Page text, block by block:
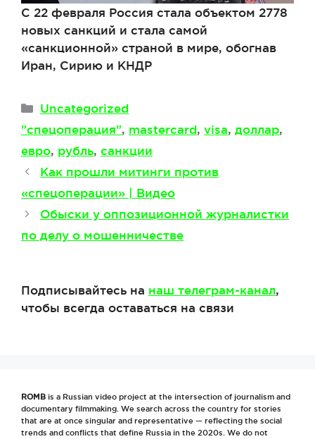
С 22 февраля Россия стала объектом 2778
новых санкций и стала самой
«санкционной» страной в мире, обогнав
Иран, Сирию и КНДР
Рубрики
Uncategorized
Метки
"спецоперация", mastercard, visa, доллар,
евро, рубль, санкции
Как прошли митинги против
«спецоперации» | Видео
Обыски у оппозиционной журналистки
по делу о мошенничестве
Подписывайтесь на наш телеграм-канал,
чтобы всегда оставаться на связи
ROMB is a Russian video project at the intersection of journalism and
documentary filmmaking. We search across the country for stories
that are at once singular and representative — reflecting the social
trends and conflicts that define Russia in the 2020s. We do not